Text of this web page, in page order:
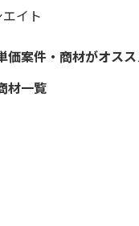
イト
価案件・商材がオス
材一覧